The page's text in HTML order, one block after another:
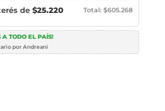
de $25.220 Total: $605.268
A TODO EL PAÍS!
por Andreani